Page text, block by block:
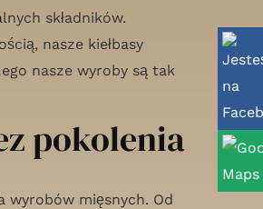
składników.
nasze kiełbasy
nasze wyroby są tak
pokolenia
wyrobów mięsnych. Od